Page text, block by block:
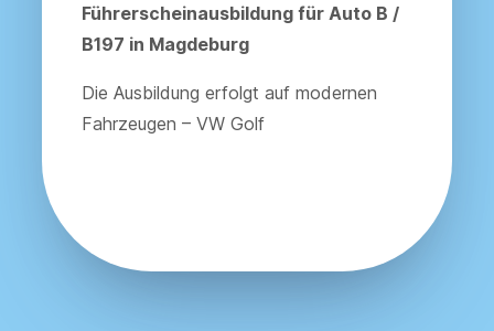
Führerscheinausbildung für Auto B /
B197 in Magdeburg
Die Ausbildung erfolgt auf modernen
Fahrzeugen – VW Golf